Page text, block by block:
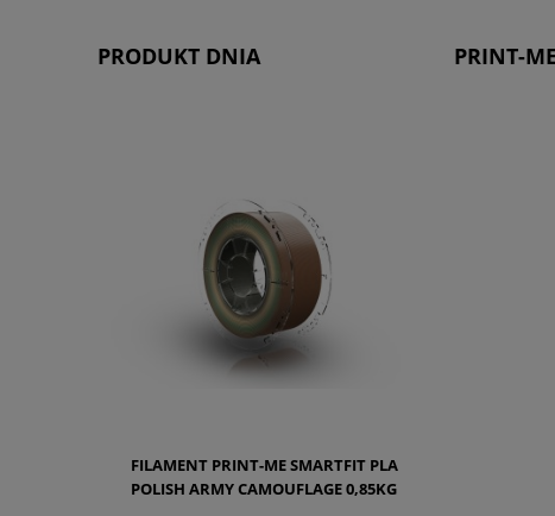
PRODUKT DNIA
FILAMENT PRINT-ME SMARTFIT PLA
POLISH ARMY CAMOUFLAGE 0,85KG
PRINT-